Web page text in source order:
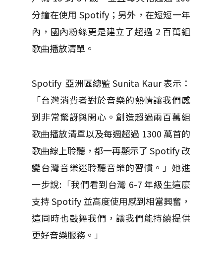
分鐘在使用 Spotify；另外，在短短一年
內，國內粉絲更是建立了超過 2 百萬組
歌曲播放清單。
Spotify 亞洲區總監 Sunita Kaur 表示：
「台灣消費者對於音樂的熱情讓我們感
到非常驚訝與開心。創造超過兩百萬組
歌曲播放清單以及每週超過 1300 萬首的
歌曲線上聆聽，都一再顯示了 Spotify 改
變台灣音樂迷聆聽音樂的習慣。」她進
一步說:「我們看到台灣 6-7 年級生這麼
支持 Spotify 並高度使用感到相當興奮，
這同時也鼓舞我們，讓我們能持續提供
更好音樂服務。」